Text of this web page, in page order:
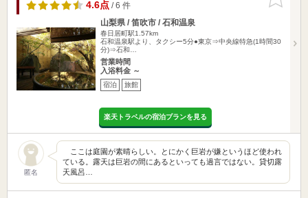
りに追加
4.6点/ 6 件
山梨県 / 笛吹市 / 石和温泉
春日居町駅1.57km
石和温泉駅より、タクシー5分●東京⇒中央線特急(1時間30
分)⇒石和…
営業時間
入浴料金 ～
宿泊 旅館
楽天トラベルの宿泊プランを見る
匿名
ここは庭園が素晴らしい。とにかく巨岩が嫌というほど使われ
ている。露天は巨岩の間にあるといっても過言ではない。貸切露
天風呂…